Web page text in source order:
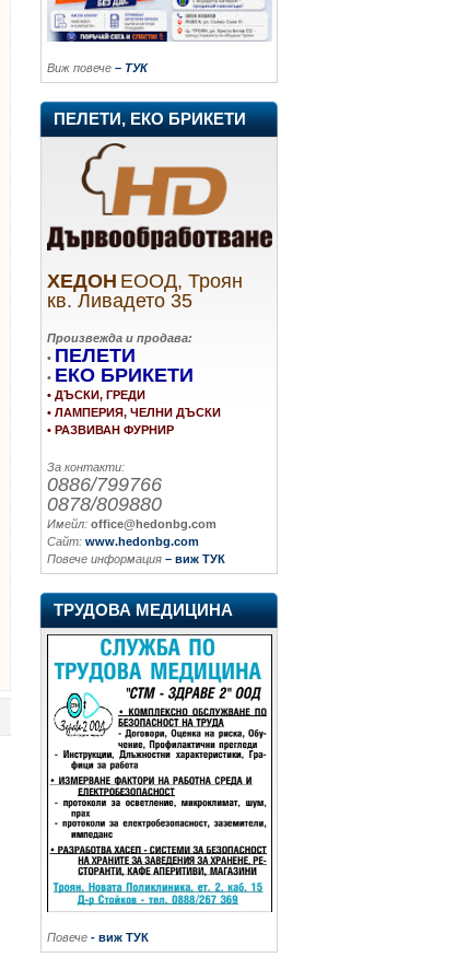
Виж повече – ТУК
ПЕЛЕТИ, ЕКО БРИКЕТИ
ХЕДОН ЕООД, Троян
кв. Ливадето 35
Произвежда и продава:
• ПЕЛЕТИ
• ЕКО БРИКЕТИ
• ДЪСКИ, ГРЕДИ
• ЛАМПЕРИЯ, ЧЕЛНИ ДЪСКИ
• РАЗВИВАН ФУРНИР
За контакти:
0886/799766
0878/809880
Имейл: office@hedonbg.com
Сайт: www.hedonbg.com
Повече информация – виж ТУК
ТРУДОВА МЕДИЦИНА
Повече - виж ТУК